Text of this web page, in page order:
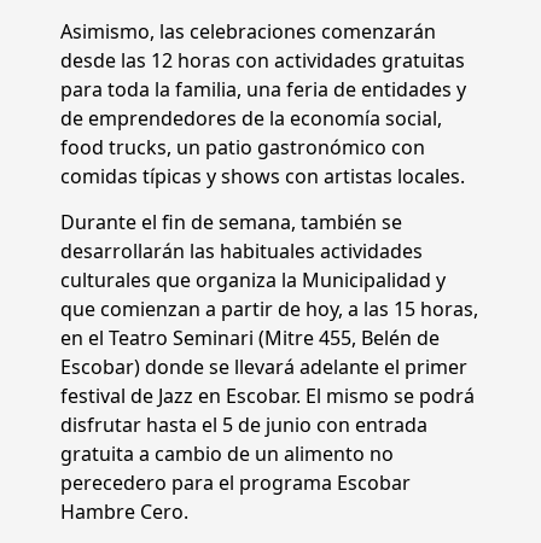
Asimismo, las celebraciones comenzarán
desde las 12 horas con actividades gratuitas
para toda la familia, una feria de entidades y
de emprendedores de la economía social,
food trucks, un patio gastronómico con
comidas típicas y shows con artistas locales.
Durante el fin de semana, también se
desarrollarán las habituales actividades
culturales que organiza la Municipalidad y
que comienzan a partir de hoy, a las 15 horas,
en el Teatro Seminari (Mitre 455, Belén de
Escobar) donde se llevará adelante el primer
festival de Jazz en Escobar. El mismo se podrá
disfrutar hasta el 5 de junio con entrada
gratuita a cambio de un alimento no
perecedero para el programa Escobar
Hambre Cero.